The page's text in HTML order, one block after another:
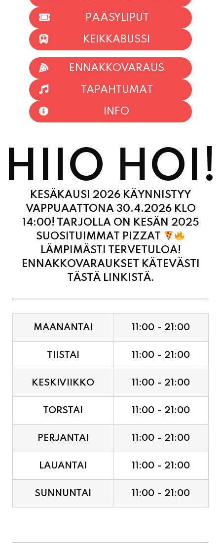
KEIKKABUSSI
ENNAKKOVARAUS
TAPAHTUMAT
INFO
HIIO HOI!
KESÄKAUSI 2026 KÄYNNISTYY
VAPPUAATTONA 30.4.2026 KLO
14:00! TARJOLLA ON KESÄN 2025
SUOSITUIMMAT PIZZAT
LÄMPIMÄSTI TERVETULOA!
ENNAKKOVARAUKSET KÄTEVÄSTI
TÄSTÄ LINKISTÄ.
MAANANTAI 11:00 - 21:00
TIISTAI 11:00 - 21:00
KESKIVIIKKO 11:00 - 21:00
TORSTAI 11:00 - 21:00
PERJANTAI 11:00 - 21:00
LAUANTAI 11:00 - 21:00
SUNNUNTAI 11:00 - 21:00